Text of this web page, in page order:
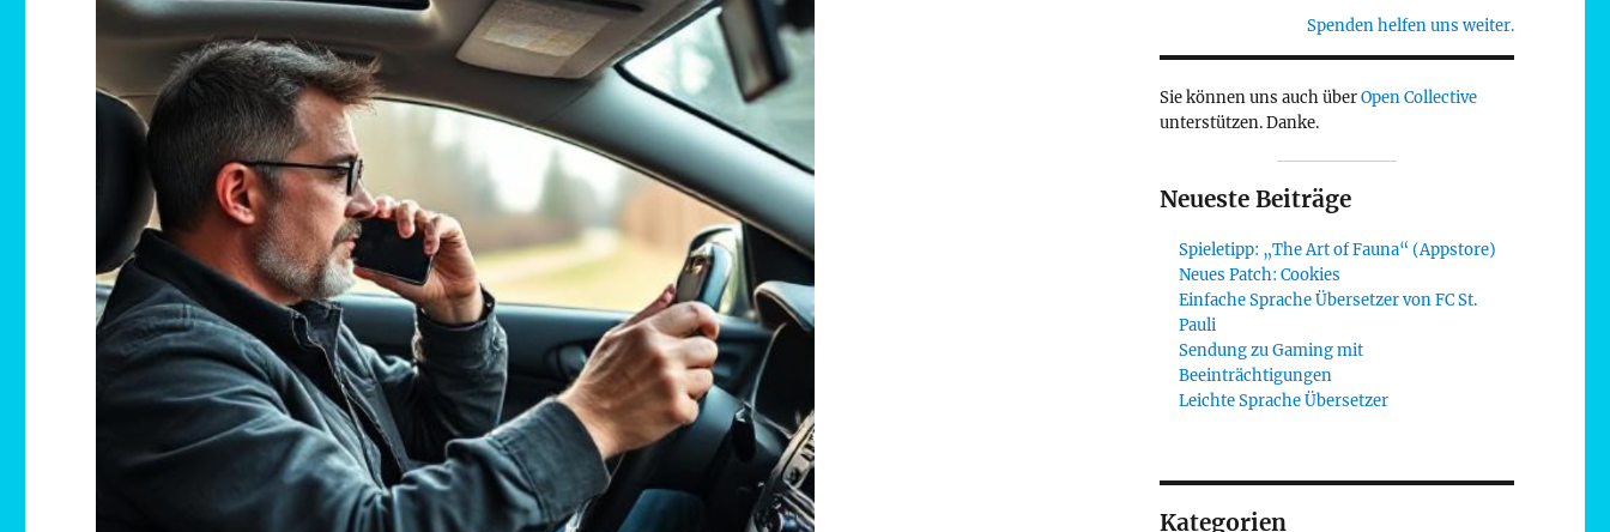
Spenden helfen uns weiter.
Sie können uns auch überOpen Collective
unterstützen. Danke.
Neueste Beiträge
Spieletipp: „The Art of Fauna“ (Appstore)
Neues Patch: Cookies
Einfache Sprache Übersetzer von FC St.
Pauli
Sendung zu Gaming mit
Beeinträchtigungen
Leichte Sprache Übersetzer
Kategorien